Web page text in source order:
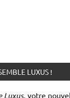
LUXUS !
Luxus, votre